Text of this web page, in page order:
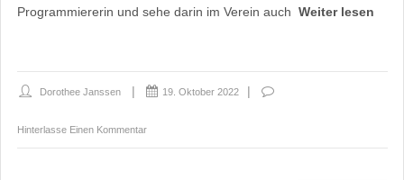
Programmiererin und sehe darin im Verein auch Weiter lesen
Dorothee Janssen 19. Oktober 2022
Hinterlasse Einen Kommentar